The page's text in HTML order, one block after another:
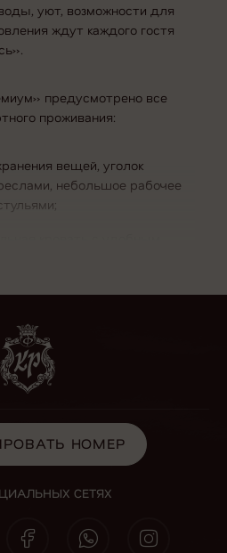
уют, возможности для
ждут каждого гостя
предусмотрено все
проживания:
вещей, уголок
небольшое рабочее
телевидение, доступ к
кабинкой, набором
волосами и телом, феном и
набор стаканов;
гости сами могли
связи с персоналом
НОМЕР
НОМЕР
СЕТЯХ